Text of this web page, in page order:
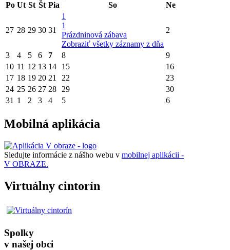
Po Ut St Št Pia So Ne
27 28 29 30 31
1
1
Prázdninová zábava
Zobraziť všetky záznamy z dňa
2
3 4 5 6 7 8
9
10 11 12 13 14 15
16
17 18 19 20 21 22
23
24 25 26 27 28 29
30
31 1 2 3 4 5 6
Mobilná aplikácia
Sledujte informácie z nášho webu v mobilnej aplikácii -
V OBRAZE.
Virtuálny cintorín
Spolky
v našej obci